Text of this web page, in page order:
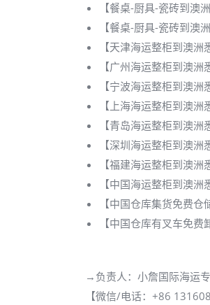
【餐桌-厨具-瓷砖到澳
【餐桌-厨具-瓷砖到澳
【天津海运整柜到澳
【广州海运整柜到澳
【宁波海运整柜到澳
【上海海运整柜到澳
【青岛海运整柜到澳
【深圳海运整柜到澳
【福建海运整柜到澳
【中国海运整柜到澳
【中国仓库集货免费仓
【中国仓库有叉车免费
→负责人：小詹国际海运
【微信/电话：+86